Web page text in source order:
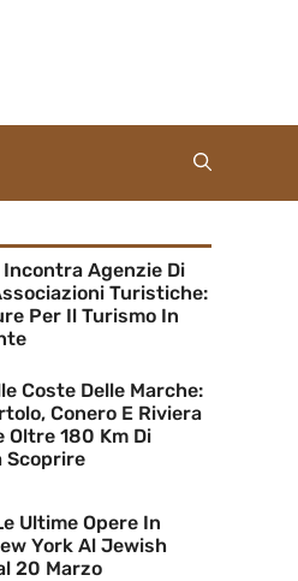
Agenzie Di
Turistiche:
Per Il Turismo In
Coste Delle Marche:
Conero E Riviera
Oltre 180 Km Di
Scoprire
Ultime Opere In
York Al Jewish
20 Marzo